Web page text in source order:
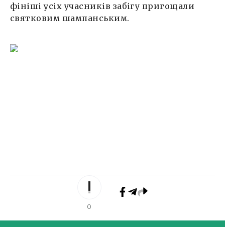
фініші усіх учасників забігу пригощали
святковим шампанським.
0